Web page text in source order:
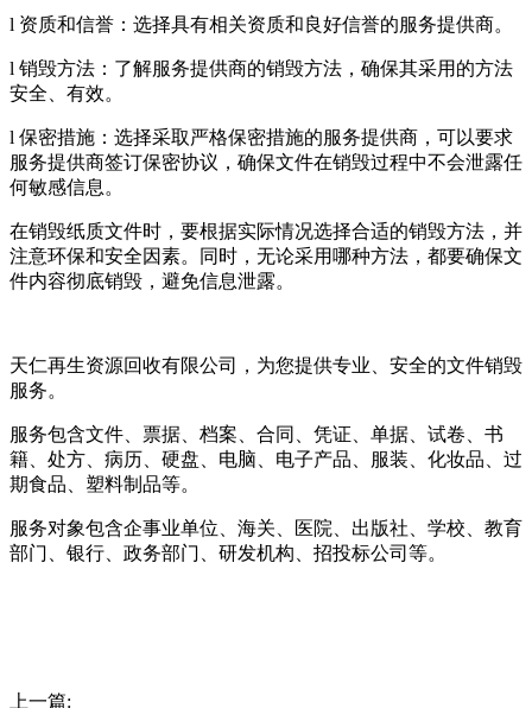
l 资质和信誉：选择具有相关资质和良好信誉的服务提供商。
l 销毁方法：了解服务提供商的销毁方法，确保其采用的方法
安全、有效。
l 保密措施：选择采取严格保密措施的服务提供商，可以要求
服务提供商签订保密协议，确保文件在销毁过程中不会泄露任
何敏感信息。
在销毁纸质文件时，要根据实际情况选择合适的销毁方法，并
注意环保和安全因素。同时，无论采用哪种方法，都要确保文
件内容彻底销毁，避免信息泄露。
天仁再生资源回收有限公司，为您提供专业、安全的文件销毁
服务。
服务包含文件、票据、档案、合同、凭证、单据、试卷、书
籍、处方、病历、硬盘、电脑、电子产品、服装、化妆品、过
期食品、塑料制品等。
服务对象包含企事业单位、海关、医院、出版社、学校、教育
部门、银行、政务部门、研发机构、招投标公司等。
上一篇: